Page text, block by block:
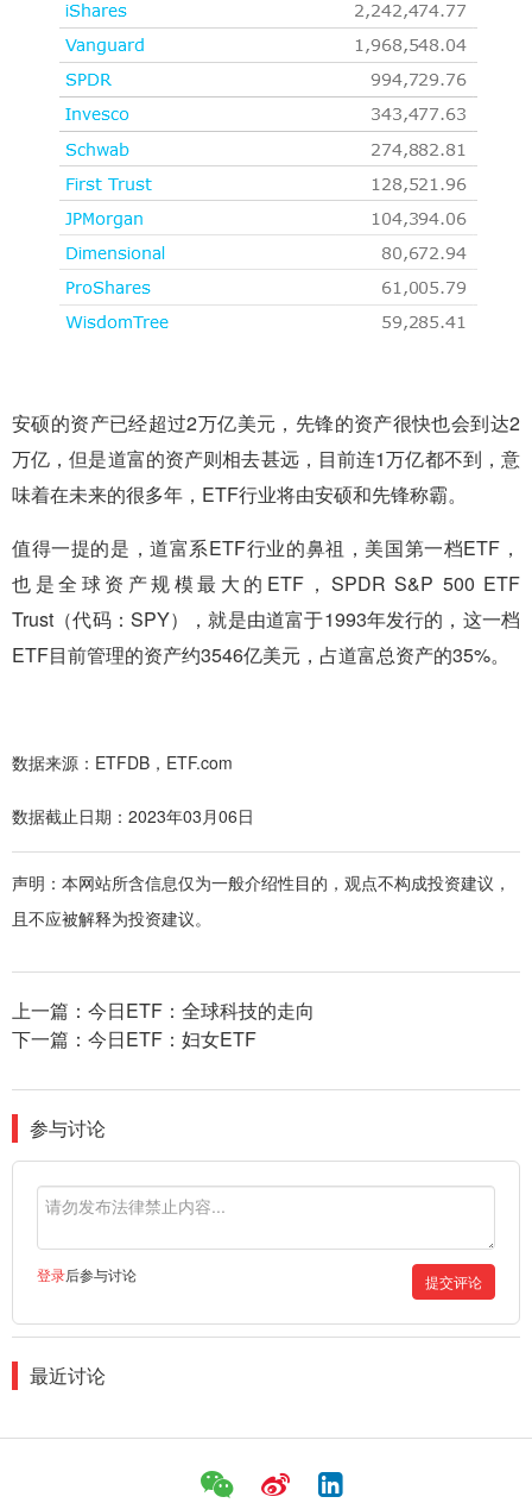
安硕的资产已经超过2万亿美元，先锋的资产很快也会到达2
万亿，但是道富的资产则相去甚远，目前连1万亿都不到，意
味着在未来的很多年，ETF行业将由安硕和先锋称霸。
值得一提的是，道富系ETF行业的鼻祖，美国第一档ETF，
也是全球资产规模最大的ETF，SPDR S&P 500 ETF
Trust（代码：SPY），就是由道富于1993年发行的，这一档
ETF目前管理的资产约3546亿美元，占道富总资产的35%。
数据来源：ETFDB，ETF.com
数据截止日期：2023年03月06日
声明：本网站所含信息仅为一般介绍性目的，观点不构成投资建议，
且不应被解释为投资建议。
上一篇： 今日ETF：全球科技的走向
下一篇： 今日ETF：妇女ETF
参与讨论
登录后参与讨论 提交评论
最近讨论